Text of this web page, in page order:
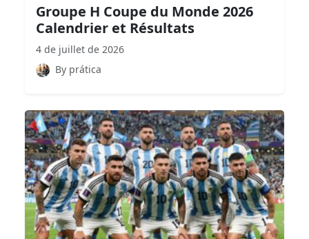
Groupe H Coupe du Monde 2026
Calendrier et Résultats
4 de juillet de 2026
By prática